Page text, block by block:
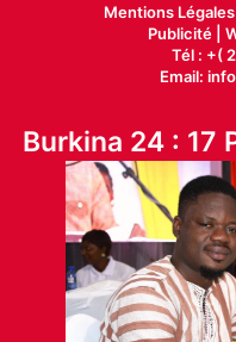
Mentions Légales
Publicité|
Tél : +(
Email:
Burkina 24 : 17